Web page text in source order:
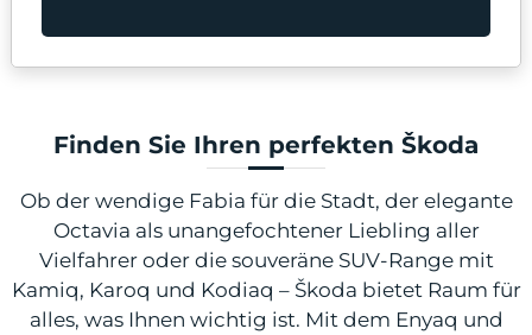
Finden Sie Ihren perfekten Škoda
Ob der wendige Fabia für die Stadt, der elegante
Octavia als unangefochtener Liebling aller
Vielfahrer oder die souveräne SUV-Range mit
Kamiq, Karoq und Kodiaq – Škoda bietet Raum für
alles, was Ihnen wichtig ist. Mit dem Enyaq und